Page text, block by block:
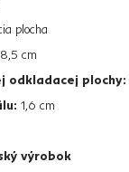
plocha
cm
odkladacej plochy:
1,6 cm
výrobok